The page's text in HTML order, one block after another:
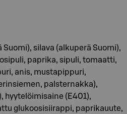
Suomi), silava (alkuperä Suomi),
paprika, sipuli, tomaatti,
anis, mustapippuri,
palsternakka),
hyytelöimisaine (E401),
glukoosisiirappi, paprikauute,